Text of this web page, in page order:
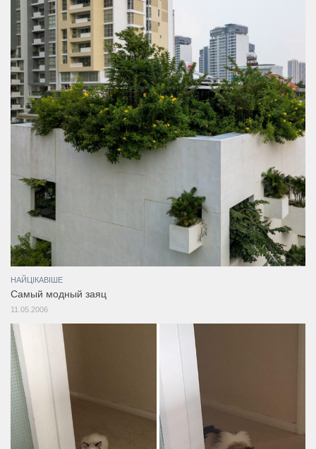
НАЙЦІКАВІШЕ
Самый модный заяц
11.05.2006